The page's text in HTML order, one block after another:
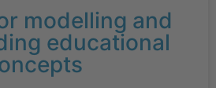
modelling and
educational